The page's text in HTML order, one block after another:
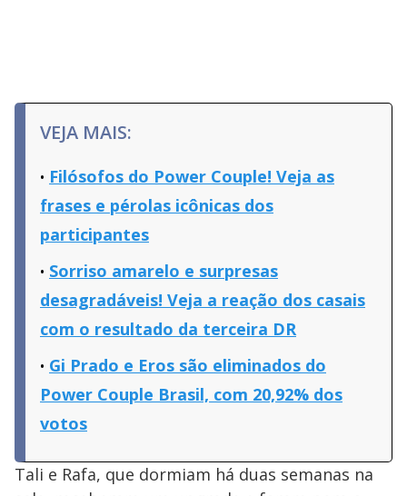
VEJA MAIS:
Filósofos do Power Couple! Veja as
frases e pérolas icônicas dos
participantes
Sorriso amarelo e surpresas
desagradáveis! Veja a reação dos casais
com o resultado da terceira DR
Gi Prado e Eros são eliminados do
Power Couple Brasil, com 20,92% dos
votos
Tali e Rafa, que dormiam há duas semanas na